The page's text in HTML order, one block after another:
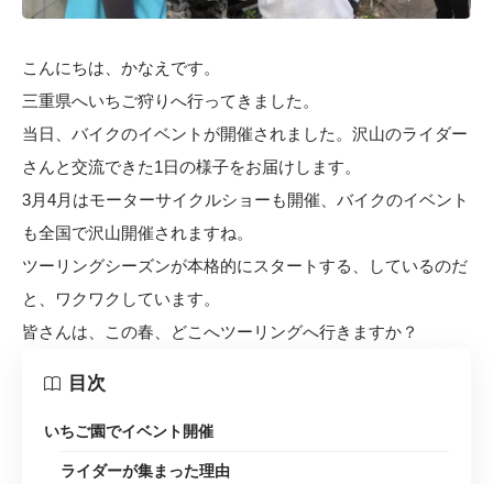
こんにちは、かなえです。
三重県へいちご狩りへ行ってきました。
当日、バイクのイベントが開催されました。沢山のライダー
さんと交流できた1日の様子をお届けします。
3月4月はモーターサイクルショーも開催、バイクのイベント
も全国で沢山開催されますね。
ツーリングシーズンが本格的にスタートする、しているのだ
と、ワクワクしています。
皆さんは、この春、どこへツーリングへ行きますか？
目次
いちご園でイベント開催
ライダーが集まった理由